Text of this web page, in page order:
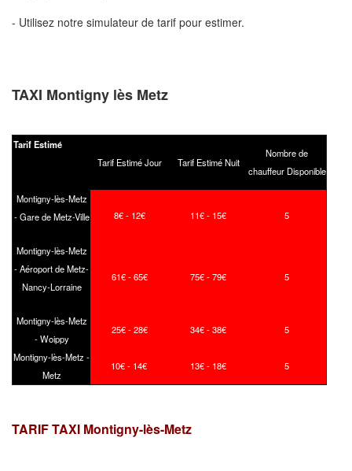
- Utilisez notre simulateur de tarif pour estimer.
TAXI Montigny lès Metz
Tarif Estimé
Tarif Estimé Jour
Tarif Estimé Nuit
Nombre de
chauffeur Disponible
Montigny-lès-Metz
- Gare de Metz-Ville
8€ - 12€ 11€ - 15€ 5
Montigny-lès-Metz
- Aéroport de Metz-
Nancy-Lorraine
61€ - 65€ 75€ - 79€ 5
Montigny-lès-Metz
- Woippy
25€ - 28€ 34€ - 38€ 5
Montigny-lès-Metz -
Metz
10€ - 14€ 13€ - 18€ 5
TARIF TAXI Montigny-lès-Metz